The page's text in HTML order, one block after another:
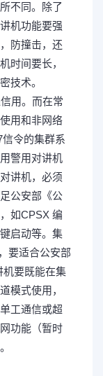
不同。除了
机功能要强
防撞击，还
时间要长，
技术。
用。而在常
用和非网络
令的集群系
警用对讲机
讲机，必须
公安部《公
如CPSX 编
启动等。集
要适合公安部
机要既能在集
模式使用，
工通信或超
功能（暂时